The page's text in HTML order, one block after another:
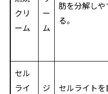
クリ
ーム
ー
ム
肪を分解しや
る。
セル
ライ
ジ
セルライトを